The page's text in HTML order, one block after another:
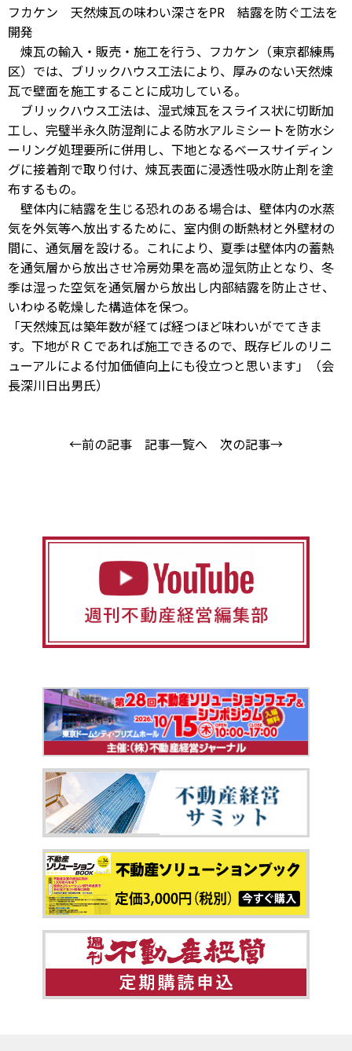
フカケン 天然煉瓦の味わい深さをPR 結露を防ぐ工法を
開発
煉瓦の輸入・販売・施工を行う、フカケン（東京都練馬
区）では、ブリックハウス工法により、厚みのない天然煉
瓦で壁面を施工することに成功している。
ブリックハウス工法は、湿式煉瓦をスライス状に切断加
工し、完璧半永久防湿剤による防水アルミシートを防水シ
ーリング処理要所に併用し、下地となるベースサイディン
グに接着剤で取り付け、煉瓦表面に浸透性吸水防止剤を塗
布するもの。
壁体内に結露を生じる恐れのある場合は、壁体内の水蒸
気を外気等へ放出するために、室内側の断熱材と外壁材の
間に、通気層を設ける。これにより、夏季は壁体内の蓄熱
を通気層から放出させ冷房効果を高め湿気防止となり、冬
季は湿った空気を通気層から放出し内部結露を防止させ、
いわゆる乾燥した構造体を保つ。
「天然煉瓦は築年数が経てば経つほど味わいがでてきま
す。下地がＲＣであれば施工できるので、既存ビルのリニ
ューアルによる付加価値向上にも役立つと思います」（会
長深川日出男氏）
←前の記事 記事一覧へ 次の記事→